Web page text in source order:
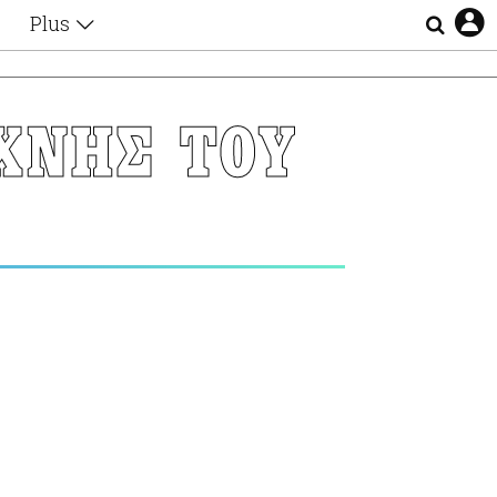
Plus
Αφιερώματα
Ζώδια
Απώλειες
ΤΟΥ